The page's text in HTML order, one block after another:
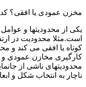
مخزن عمودی یا افقی؟
یکی از محدودیتها و
است.مثلا محدودیت در
کوتاه یا افقی می کند و
کارگیری مخازن عمودی و
محدودیتهای ناشی از
ناچار به انتخاب شکل و